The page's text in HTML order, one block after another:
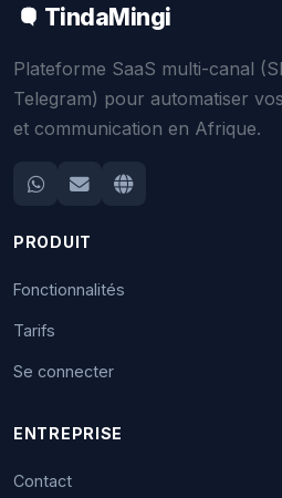
TindaMingi
Plateforme SaaS multi-canal
Telegram) pour automatiser
et communication en Afrique.
PRODUIT
Fonctionnalités
Tarifs
Se connecter
ENTREPRISE
Contact